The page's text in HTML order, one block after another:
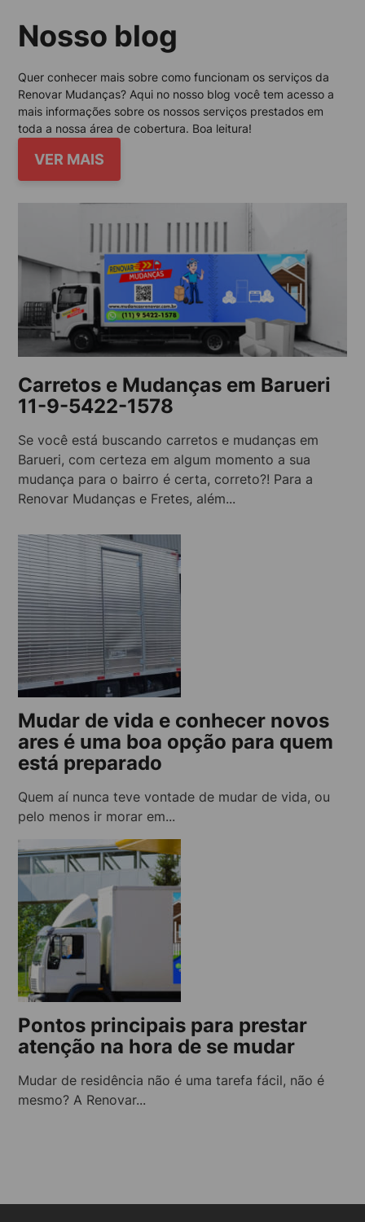
Nosso blog
Quer conhecer mais sobre como funcionam os serviços da
Renovar Mudanças? Aqui no nosso blog você tem acesso a
mais informações sobre os nossos serviços prestados em
toda a nossa área de cobertura. Boa leitura!
VER MAIS
Carretos e Mudanças em Barueri
11-9-5422-1578
Se você está buscando carretos e mudanças em
Barueri, com certeza em algum momento a sua
mudança para o bairro é certa, correto?! Para a
Renovar Mudanças e Fretes, além...
Mudar de vida e conhecer novos
ares é uma boa opção para quem
está preparado
Quem aí nunca teve vontade de mudar de vida, ou
pelo menos ir morar em...
Pontos principais para prestar
atenção na hora de se mudar
Mudar de residência não é uma tarefa fácil, não é
mesmo? A Renovar...